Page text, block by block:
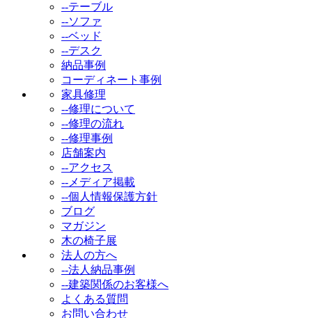
--テーブル
--ソファ
--ベッド
--デスク
納品事例
コーディネート事例
家具修理
--修理について
--修理の流れ
--修理事例
店舗案内
--アクセス
--メディア掲載
--個人情報保護方針
ブログ
マガジン
木の椅子展
法人の方へ
--法人納品事例
--建築関係のお客様へ
よくある質問
お問い合わせ